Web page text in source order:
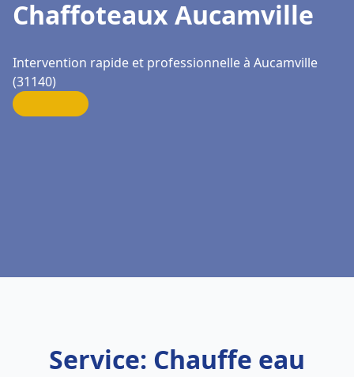
Chaffoteaux Aucamville
Intervention rapide et professionnelle à Aucamville
(31140)
Service: Chauffe eau